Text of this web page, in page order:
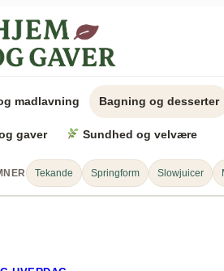
madlavning Bagning og desserter
gaver Sundhed og velvære
Tekande Springform Slowjuicer